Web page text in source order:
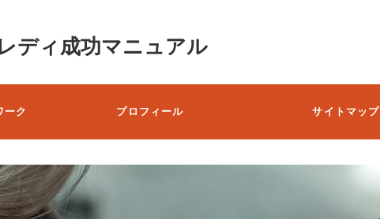
ディ成功マニュアル
ーク プロフィール サイトマップ